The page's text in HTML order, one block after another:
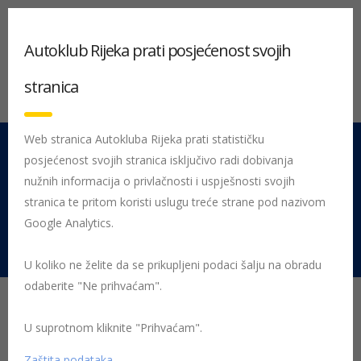
051 212 442 Centrala
Pon - Pet 08:00 - 16:00
Rujevica 9/1, 51000 Rijeka
Zimske gume – favoriti sezone 2021/22
Autoklub Rijeka prati posjećenost svojih
stranica
Web stranica Autokluba Rijeka prati statističku
posjećenost svojih stranica isključivo radi dobivanja
nužnih informacija o privlačnosti i uspješnosti svojih
stranica te pritom koristi uslugu treće strane pod nazivom
Google Analytics.
U koliko ne želite da se prikupljeni podaci šalju na obradu
odaberite "Ne prihvaćam".
U suprotnom kliknite "Prihvaćam".